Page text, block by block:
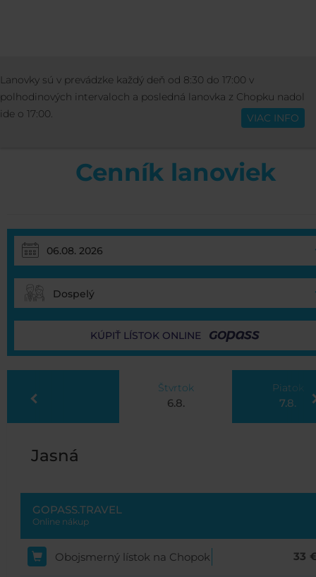
Slovenčina
CENNÍK CENNÍK JASNÁ CENNÍK
Cenník lanoviek
Dospelý
KÚPIŤ LÍSTOK ONLINE
Next
Štvrtok
6.8.
Piatok
7.8.
Jasná
GOPASS.TRAVEL
Online nákup
Obojsmerný lístok na Chopok 33
Lanovky sú v prevádzke každý deň od 8:30 do 17:00 v
polhodinových intervaloch a posledná lanovka z Chopku nadol
ide o 17:00.
VIAC INFO